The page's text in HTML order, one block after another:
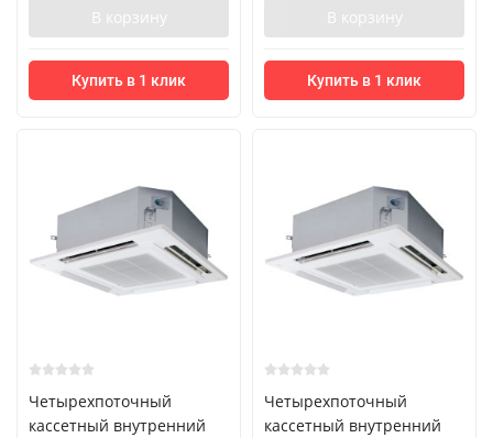
В корзину
Купить в 1 клик
В корзину
Купить в 1 клик
Четырехпоточный
кассетный внутренний
Четырехпоточный
кассетный внутренний